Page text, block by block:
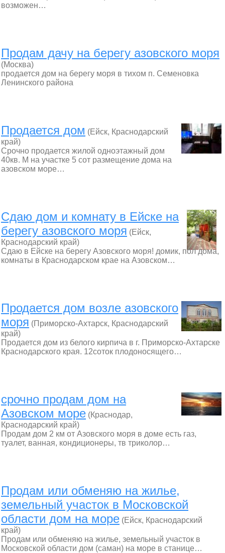
возможен…
Продам дачу на берегу азовского моря
(Москва)
продается дом на берегу моря в тихом п. Семеновка
Ленинского района
Продается дом (Ейск, Краснодарский
край)
Срочно продается жилой одноэтажный дом
40кв. М на участке 5 сот размещение дома на
азовском море…
Сдаю дом и комнату в Ейске на
берегу азовского моря (Ейск,
Краснодарский край)
Сдаю в Ейске на берегу Азовского моря! домик, пол дома,
комнаты в Краснодарском крае на Азовском…
Продается дом возле азовского
моря (Приморско-Ахтарск, Краснодарский
край)
Продается дом из белого кирпича в г. Приморско-Ахтарске
Краснодарского края. 12соток плодоносящего…
срочно продам дом на
Азовском море (Краснодар,
Краснодарский край)
Продам дом 2 км от Азовского моря в доме есть газ,
туалет, ванная, кондиционеры, тв триколор…
Продам или обменяю на жилье,
земельный участок в Московской
области дом на море (Ейск, Краснодарский
край)
Продам или обменяю на жилье, земельный участок в
Московской области дом (саман) на море в станице…